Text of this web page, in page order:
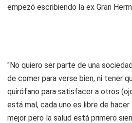
empezó escribiendo la ex Gran
"No quiero ser parte de una
de comer para verse bien, ni tener
quirófano para satisfacer a otros
está mal, cada uno es libre de
mejor pero la salud está primero